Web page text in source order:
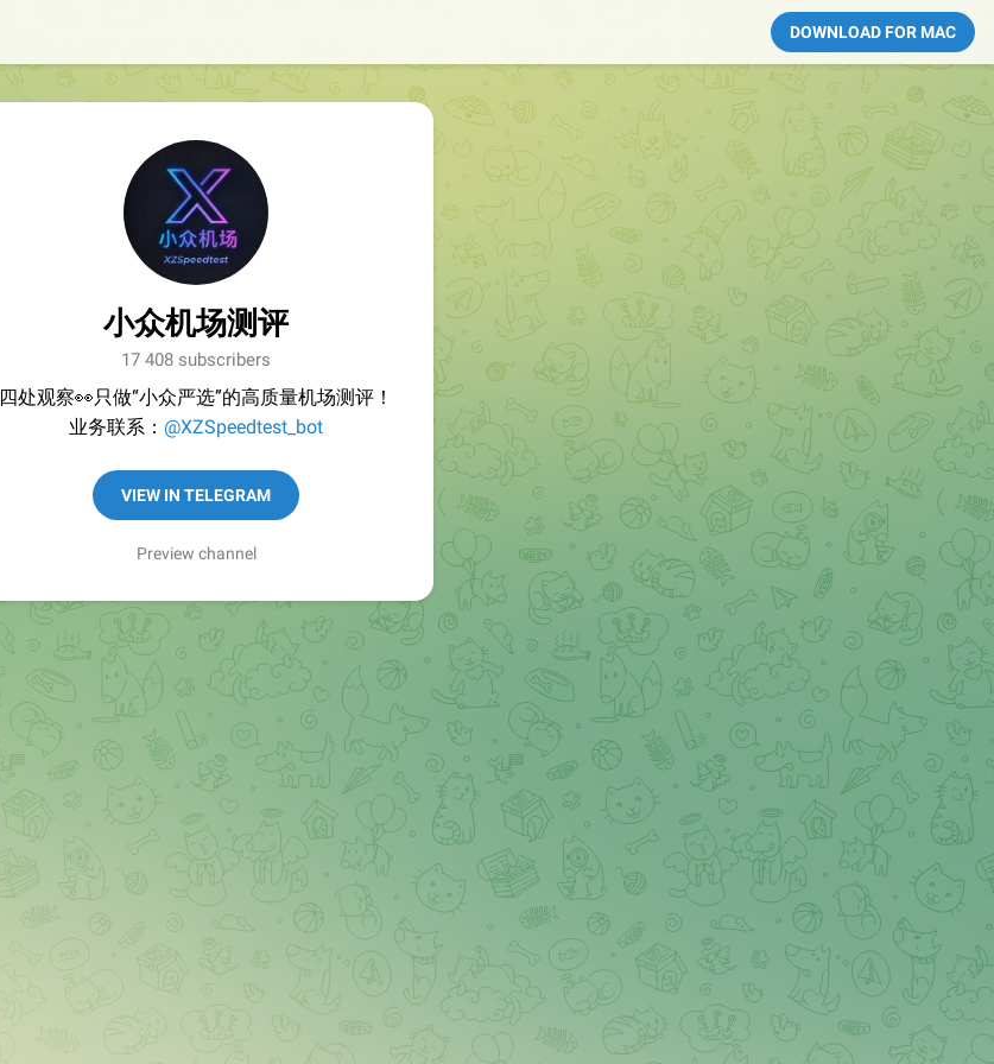
DOWNLOAD FOR MAC
小众机场测评
17 408 subscribers
四处观察👀只做“小众严选”的高质量机场测评！
业务联系： @XZSpeedtest_bot
VIEW IN TELEGRAM
Preview channel